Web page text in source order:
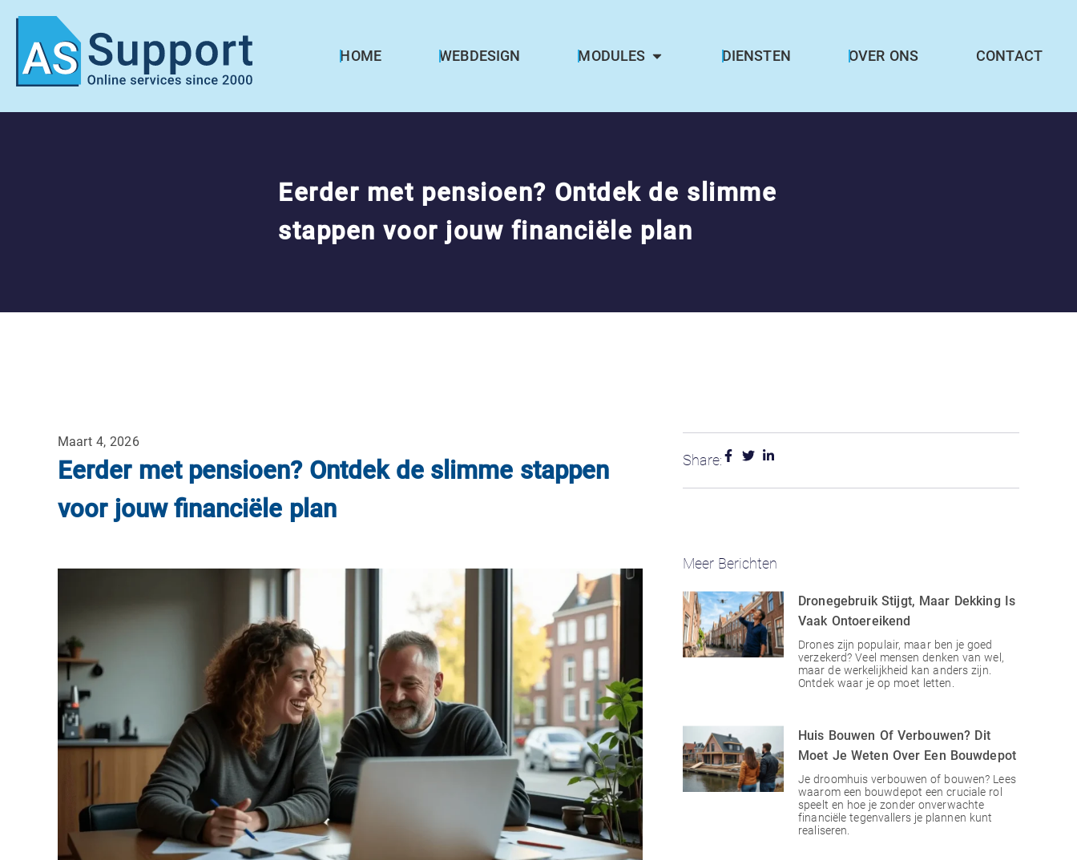
HOME WEBDESIGN MODULES DIENSTEN OVER ONS CONTACT
Eerder met pensioen? Ontdek de slimme
stappen voor jouw financiële plan
Maart 4, 2026
Eerder met pensioen? Ontdek de slimme stappen
voor jouw financiële plan
Share:
Meer Berichten
Dronegebruik Stijgt, Maar Dekking Is
Vaak Ontoereikend
Drones zijn populair, maar ben je goed
verzekerd? Veel mensen denken van wel,
maar de werkelijkheid kan anders zijn.
Ontdek waar je op moet letten.
Huis Bouwen Of Verbouwen? Dit
Moet Je Weten Over Een Bouwdepot
Je droomhuis verbouwen of bouwen? Lees
waarom een bouwdepot een cruciale rol
speelt en hoe je zonder onverwachte
financiële tegenvallers je plannen kunt
realiseren.